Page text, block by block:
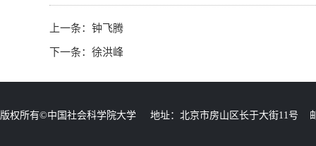
上一条： 钟飞腾
下一条： 徐洪峰
版权所有©中国社会科学院大学 地址：北京市房山区长于大街11号